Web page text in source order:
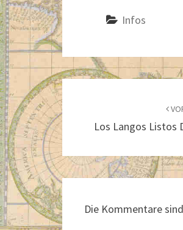
Infos
Los Langos Listos
Die Kommentare